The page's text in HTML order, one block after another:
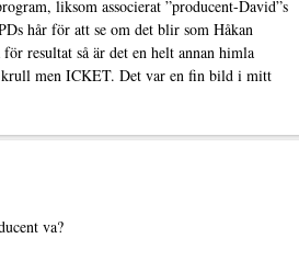
liksom associerat ”producent-David”s
hår för att se om det blir som Håkan
resultat så är det en helt annan himla
krull men ICKET. Det var en fin bild i mitt
va?